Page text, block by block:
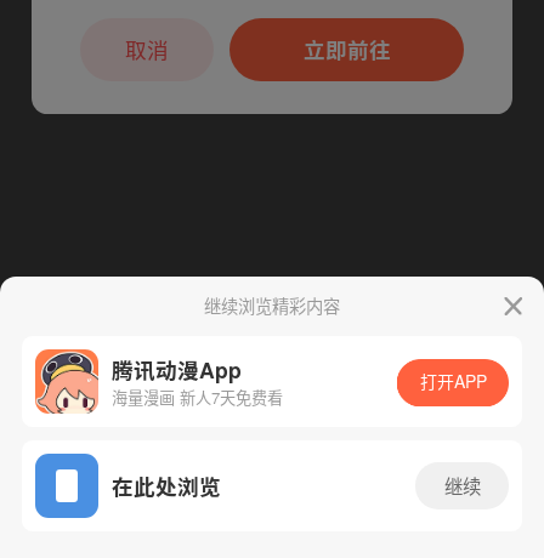
App免费看
腾漫App免费看
继续浏览精彩内容
腾讯动漫App
海量漫画 新人7天免费看
打开APP
在此处浏览 继续
本章节仅支持App阅读，可打开App新用
户7天免费看立即前往
取消